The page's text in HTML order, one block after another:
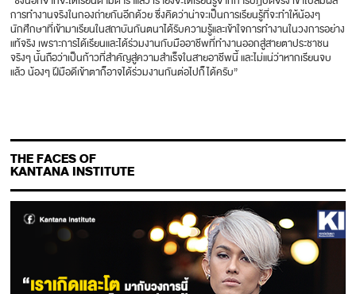
การทำงานจริงในกองถ่ายกันอีกด้วย ซึ่งคิดว่าน่าจะเป็นการเรียนรู้ที่จะทำให้น้องๆ
นักศึกษาที่เข้ามาเรียนในสถาบันกันตนาได้รับความรู้และเข้าใจการทำงานในวงการอย่าง
แท้จริง เพราะการได้เรียนและได้ร่วมงานกับมืออาชีพที่ทำงานออกสู่สายตาประชาชน
จริงๆ นั้นถือว่าเป็นก้าวที่สำคัญสู่ความสำเร็จในสายอาชีพนี้ และไม่แน่ว่าหากเรียนจบ
แล้ว น้องๆ ฝีมือดีเข้าตาก็อาจได้ร่วมงานกันต่อไปก็ได้ครับ”
THE FACES OF
KANTANA INSTITUTE